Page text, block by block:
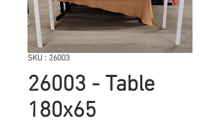
SKU : 26003
26003 - Table
180x65